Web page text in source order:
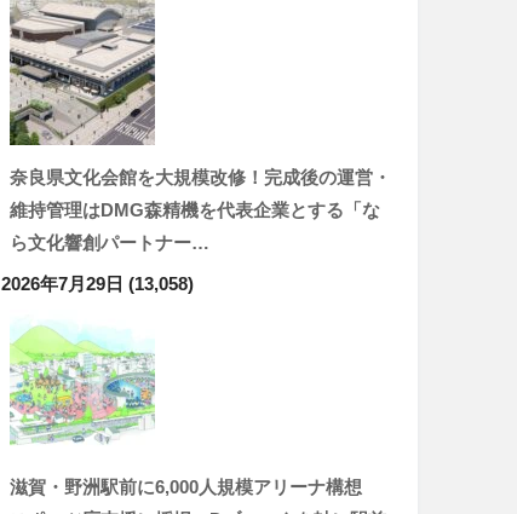
奈良県文化会館を大規模改修！完成後の運営・
維持管理はDMG森精機を代表企業とする「な
ら文化響創パートナー…
2026年7月29日 (13,058)
滋賀・野洲駅前に6,000人規模アリーナ構想